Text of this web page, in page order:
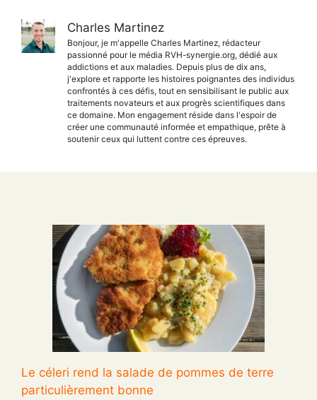
Charles Martinez
Bonjour, je m'appelle Charles Martinez, rédacteur
passionné pour le média RVH-synergie.org, dédié aux
addictions et aux maladies. Depuis plus de dix ans,
j'explore et rapporte les histoires poignantes des individus
confrontés à ces défis, tout en sensibilisant le public aux
traitements novateurs et aux progrès scientifiques dans
ce domaine. Mon engagement réside dans l'espoir de
créer une communauté informée et empathique, prête à
soutenir ceux qui luttent contre ces épreuves.
Le céleri rend la salade de pommes de terre
particulièrement bonne